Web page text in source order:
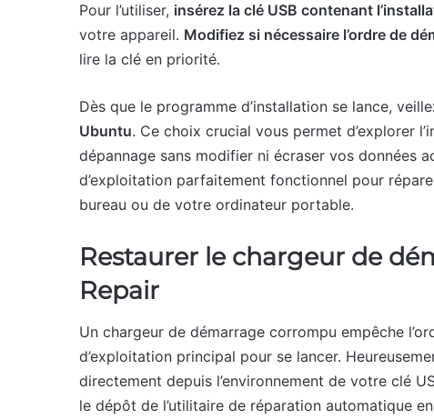
Pour l’utiliser, insérez la clé USB contenant
votre appareil. Modifiez si nécessaire l’ordre de
lire la clé en priorité.
Dès que le programme d’installation se lance,
Ubuntu. Ce choix crucial vous permet d’explorer
dépannage sans modifier ni écraser vos données
d’exploitation parfaitement fonctionnel pour
bureau ou de votre ordinateur portable.
Restaurer le chargeur de
Repair
Un chargeur de démarrage corrompu empêche
d’exploitation principal pour se lancer.
directement depuis l’environnement de votre clé
le dépôt de l’utilitaire de réparation automatique